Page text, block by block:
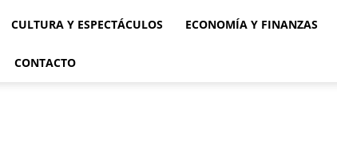
CULTURA Y ESPECTÁCULOS ECONOMÍA Y FINANZAS
CONTACTO